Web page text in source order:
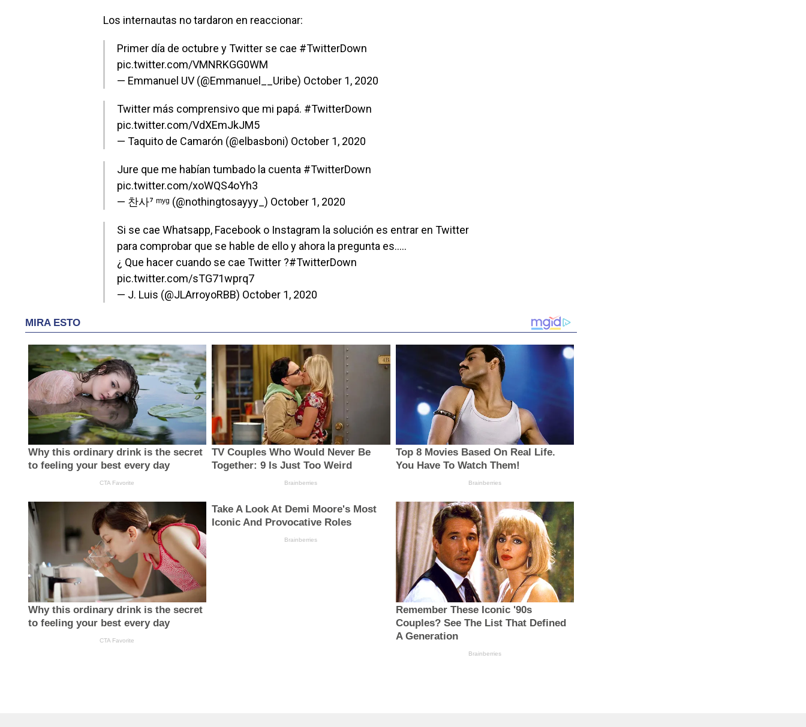
Los internautas no tardaron en reaccionar:
Primer día de octubre y Twitter se cae #TwitterDown
pic.twitter.com/VMNRKGG0WM
— Emmanuel UV (@Emmanuel__Uribe) October 1, 2020
Twitter más comprensivo que mi papá. #TwitterDown
pic.twitter.com/VdXEmJkJM5
— Taquito de Camarón (@elbasboni) October 1, 2020
Jure que me habían tumbado la cuenta #TwitterDown
pic.twitter.com/xoWQS4oYh3
— 찬사⁷ ᵐʸᵍ (@nothingtosayyy_) October 1, 2020
Si se cae Whatsapp, Facebook o Instagram la solución es entrar en Twitter
para comprobar que se hable de ello y ahora la pregunta es…..
¿ Que hacer cuando se cae Twitter ?#TwitterDown
pic.twitter.com/sTG71wprq7
— J. Luis (@JLArroyoRBB) October 1, 2020